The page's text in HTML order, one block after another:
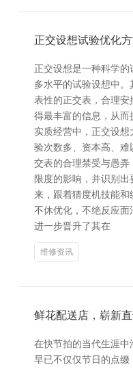
正交设想试验优化
正交设想是一种科学的
多水平的试验设想中
表性的正交表，合理安
得最丰富的信息，从
实质经营中，正交设
验次数多、资本高、
交表的合理禁受与愚
限度的影响，并识别
来，跟着猜度机技能
不休优化，不绝反应面
进一步晋升了其在
维修资讯
鲜花配送店，崭新
在快节拍的当代生涯
早已不仅仅节日的点